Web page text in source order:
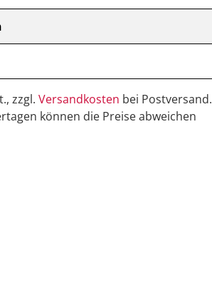
zzgl. Versandkosten bei Postversand.
können die Preise abweichen